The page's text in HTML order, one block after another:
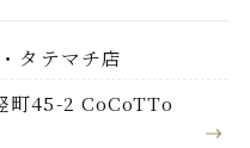
タテマチ店
町45-2 CoCoTTo